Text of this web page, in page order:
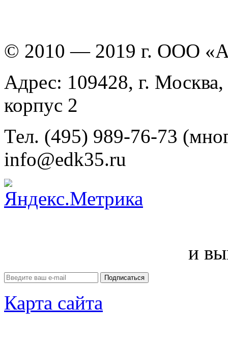
© 2010 — 2019 г. ООО
Адрес: 109428, г.
корпус 2
Тел. (495) 989-76-73
info@edk35.ru
и
Карта сайта